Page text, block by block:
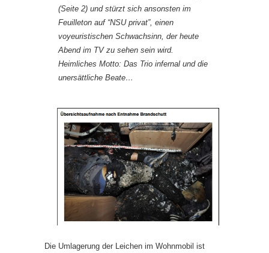
(Seite 2) und stürzt sich ansonsten im
Feuilleton auf “NSU privat”, einen
voyeuristischen Schwachsinn, der heute
Abend im TV zu sehen sein wird.
Heimliches Motto: Das Trio infernal und die
unersättliche Beate…
Die Umlagerung der Leichen im Wohnmobil ist